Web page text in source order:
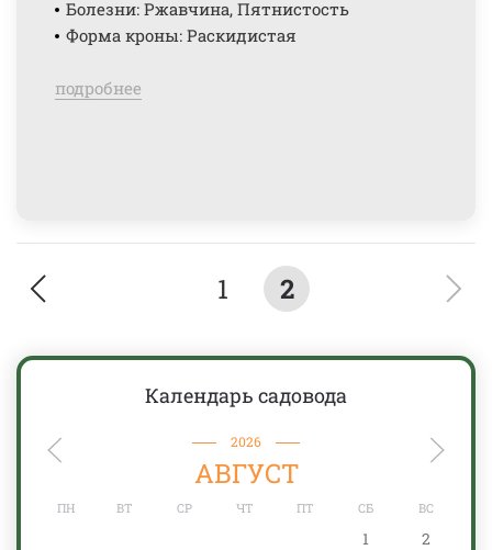
Болезни: Ржавчина, Пятнистость
Форма кроны: Раскидистая
подробнее
1 2
Календарь садовода
2026
АВГУСТ
ПН ВТ СР ЧТ ПТ СБ ВС
1
2